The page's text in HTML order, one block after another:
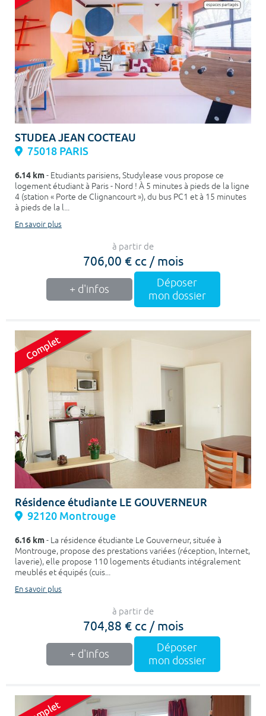
STUDEA JEAN COCTEAU
75018 PARIS
6.14 km- Etudiants parisiens, Studylease vous propose ce
logement étudiant à Paris - Nord ! À 5 minutes à pieds de la ligne
4 (station « Porte de Clignancourt »), du bus PC1 et à 15 minutes
à pieds de la l...
En savoir plus
à partir de
706,00 € cc / mois
+ d'infos
Déposer
mon dossier
Résidence étudiante LE GOUVERNEUR
92120 Montrouge
6.16 km- La résidence étudiante Le Gouverneur, située à
Montrouge, propose des prestations variées (réception, Internet,
laverie), elle propose 110 logements étudiants intégralement
meublés et équipés (cuis...
En savoir plus
à partir de
704,88 € cc / mois
+ d'infos
Déposer
mon dossier